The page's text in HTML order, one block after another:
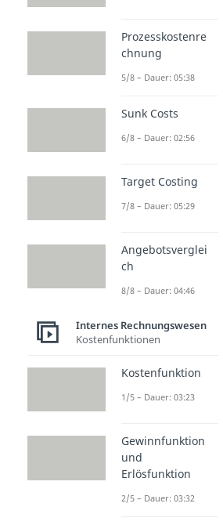
Kosten, die du
Verpackungen
bezahlst, nennst
Darunter fallen
besondere
auch hier für die
Studyflix
einem
Nach Beantwortung
Prozesskostenre
chnung
5/8 – Dauer: 05:38
Sunk Costs
6/8 – Dauer: 02:56
Target Costing
7/8 – Dauer: 05:29
Angebotsverglei
ch
8/8 – Dauer: 04:46
Internes Rechnungswesen
Kostenfunktionen
Kostenfunktion
1/5 – Dauer: 03:23
Gewinnfunktion
und
Erlösfunktion
2/5 – Dauer: 03:32